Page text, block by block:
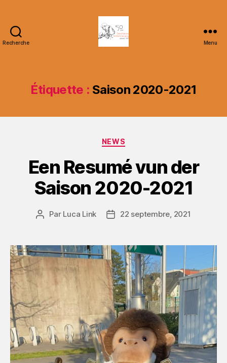
Recherche Menu
Étiquette : Saison 2020-2021
Catégories
NEWS
Een Resumé vun der
Saison 2020-2021
Auteur
Par Luca Link
Date22 septembre, 2021